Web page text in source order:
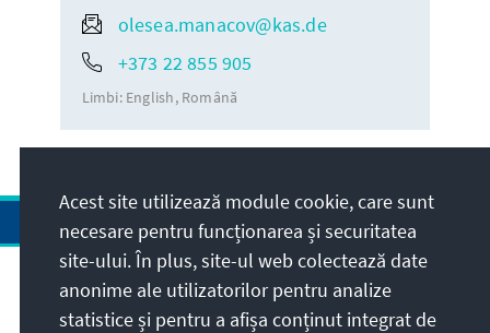
olesea.manacov@kas.de
+373 22 855 905
Limbi: English Română
Adresa
Acest site utilizează module cookie, care sunt
necesare pentru funcționarea și securitatea
site-ului. În plus, site-ul web colectează date
anonime ale utilizatorilor pentru analize
statistice și pentru a afișa conținut integrat de